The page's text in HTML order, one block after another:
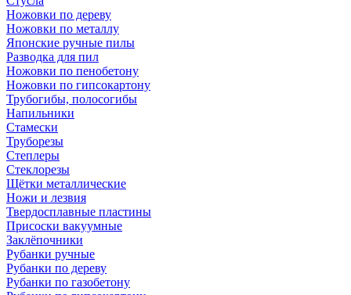
Ножовки по дереву
Ножовки по металлу
Японские ручные пилы
Разводка для пил
Ножовки по пенобетону
Ножовки по гипсокартону
Трубогибы, полосогибы
Напильники
Стамески
Труборезы
Степлеры
Стеклорезы
Щётки металлические
Ножи и лезвия
Твердосплавные пластины
Присоски вакуумные
Заклёпочники
Рубанки ручные
Рубанки по дереву
Рубанки по газобетону